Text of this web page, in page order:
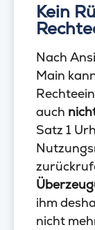
Kein
Nach
Main
auch
Satz 1
ihm
nicht